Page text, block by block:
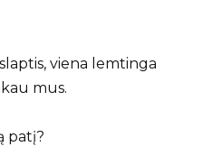
viena lemtinga
mus.
patį?